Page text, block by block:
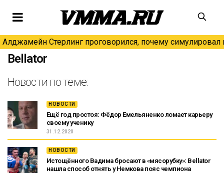
Алджамейн Стерлинг проговорился, почему симулировал
Bellator
Новости по теме:
НОВОСТИ
Ещё год простоя: Фёдор Емельяненко ломает карьеру
своему ученику
31.12.2020
НОВОСТИ
Истощённого Вадима бросают в «мясорубку»: Bellator
нашла способ отнять у Немкова пояс чемпиона